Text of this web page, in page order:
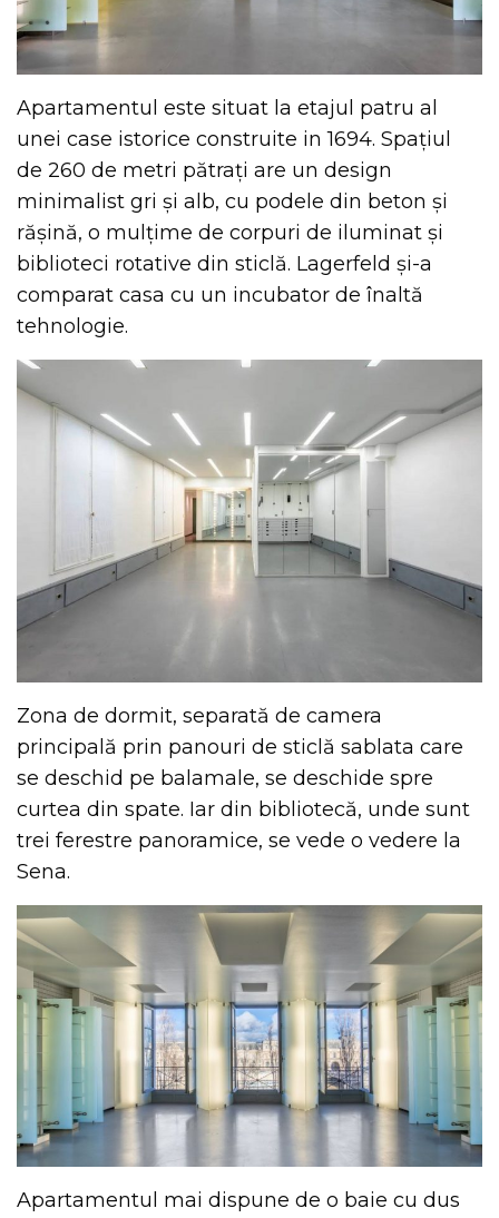
Apartamentul este situat la etajul patru al
unei case istorice construite in 1694. Spațiul
de 260 de metri pătrați are un design
minimalist gri și alb, cu podele din beton și
rășină, o mulțime de corpuri de iluminat și
biblioteci rotative din sticlă. Lagerfeld și-a
comparat casa cu un incubator de înaltă
tehnologie.
Zona de dormit, separată de camera
principală prin panouri de sticlă sablata care
se deschid pe balamale, se deschide spre
curtea din spate. Iar din bibliotecă, unde sunt
trei ferestre panoramice, se vede o vedere la
Sena.
Apartamentul mai dispune de o baie cu dus